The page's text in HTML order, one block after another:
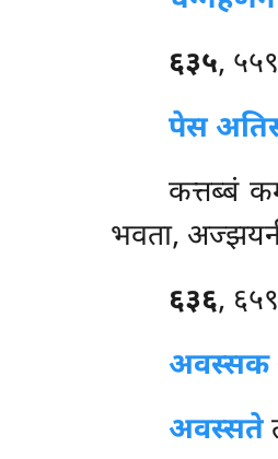
६३५,
पेस
कत्तब्बं
भवता,
६३६,
अवस्सक
अवस्सते